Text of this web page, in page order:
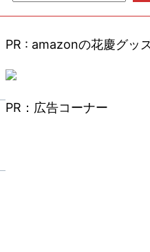
PR : amazonの花慶グッ
PR：広告コーナー